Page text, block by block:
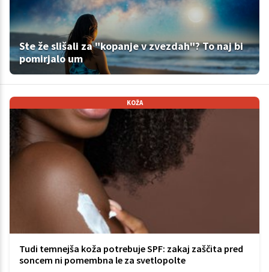
Ste že slišali za "kopanje v zvezdah"? To naj bi
pomirjalo um
KOŽA
Tudi temnejša koža potrebuje SPF: zakaj zaščita pred
soncem ni pomembna le za svetlopolte